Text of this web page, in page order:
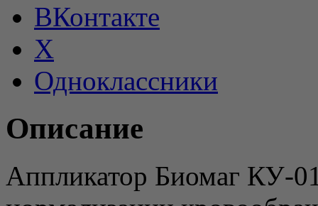
ВКонтакте
X
Одноклассники
Описание
Аппликатор Биомаг КУ-